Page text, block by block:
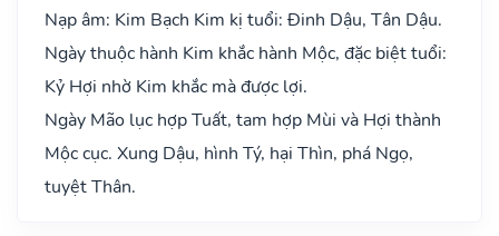
Nạp âm: Kim Bạch Kim kị tuổi: Đinh Dậu, Tân Dậu.
Ngày thuộc hành Kim khắc hành Mộc, đặc biệt tuổi:
Kỷ Hợi nhờ Kim khắc mà được lợi.
Ngày Mão lục hợp Tuất, tam hợp Mùi và Hợi thành
Mộc cục. Xung Dậu, hình Tý, hại Thìn, phá Ngọ,
tuyệt Thân.